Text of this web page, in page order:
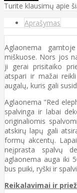
Turite klausimų apie
Aprašymas
Aglaonema
miškuose. Nors jos
ji gerai prisitaiko
atspari ir mažai
augalų, kuris gali
Aglaonema "Red
spalvinga ir labai
originaliomis
atskirų lapų gali
formų akcentų.
neįprasta spalvų
aglaonema auga iki
bus puiki, ryški ir
Reikalavimai ir